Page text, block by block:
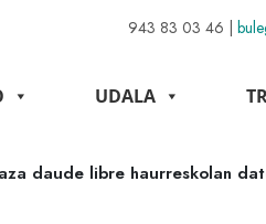
943 83 03 46 |
UDALA
daude libre haurreskolan